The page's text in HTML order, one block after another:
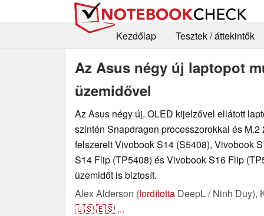
Kezdőlap Tesztek / áttekintők
Az Asus négy új laptopot
üzemidővel
Az Asus négy új, OLED kijelzővel ellátott
szintén Snapdragon processzorokkal és M.2
felszerelt Vivobook S14 (S5408), Vivobook
S14 Flip (TP5408) és Vivobook S16 Flip
üzemidőt is biztosít.
Alex Alderson (fordította DeepL / Ninh Duy),
🇺🇸🇪🇸 ...